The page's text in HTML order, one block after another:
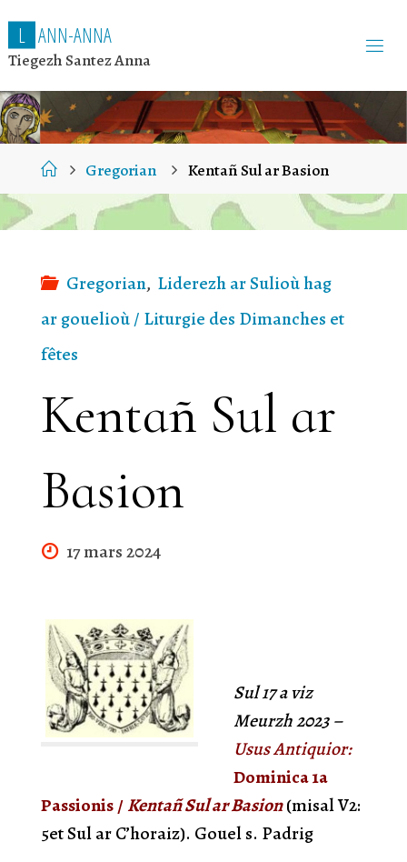
L ANN-ANNA
Tiegezh Santez Anna
HomeGregorian Kentañ Sul ar Basion
Gregorian, Liderezh ar Sulioù hag
ar gouelioù / Liturgie des Dimanches et
fêtes
Kentañ Sul ar
Basion
17 mars 2024
Sul17a viz
Meurzh2023–
Usus Antiquior:
Dominica 1a
Passionis/Kentañ Sul ar Basion(misal V2:
5et Sul ar C’horaiz). Gouel s. Padrig